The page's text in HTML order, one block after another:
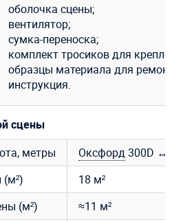
оболочка сцены;
вентилятор;
сумка-переноска;
комплект тросиков для
образцы материала для
инструкция.
сцены
метры
Оксфорд300D
18 м²
(м²)
≈11 м²